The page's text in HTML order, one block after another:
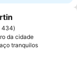
favoritos
434
da cidade
tranquilos